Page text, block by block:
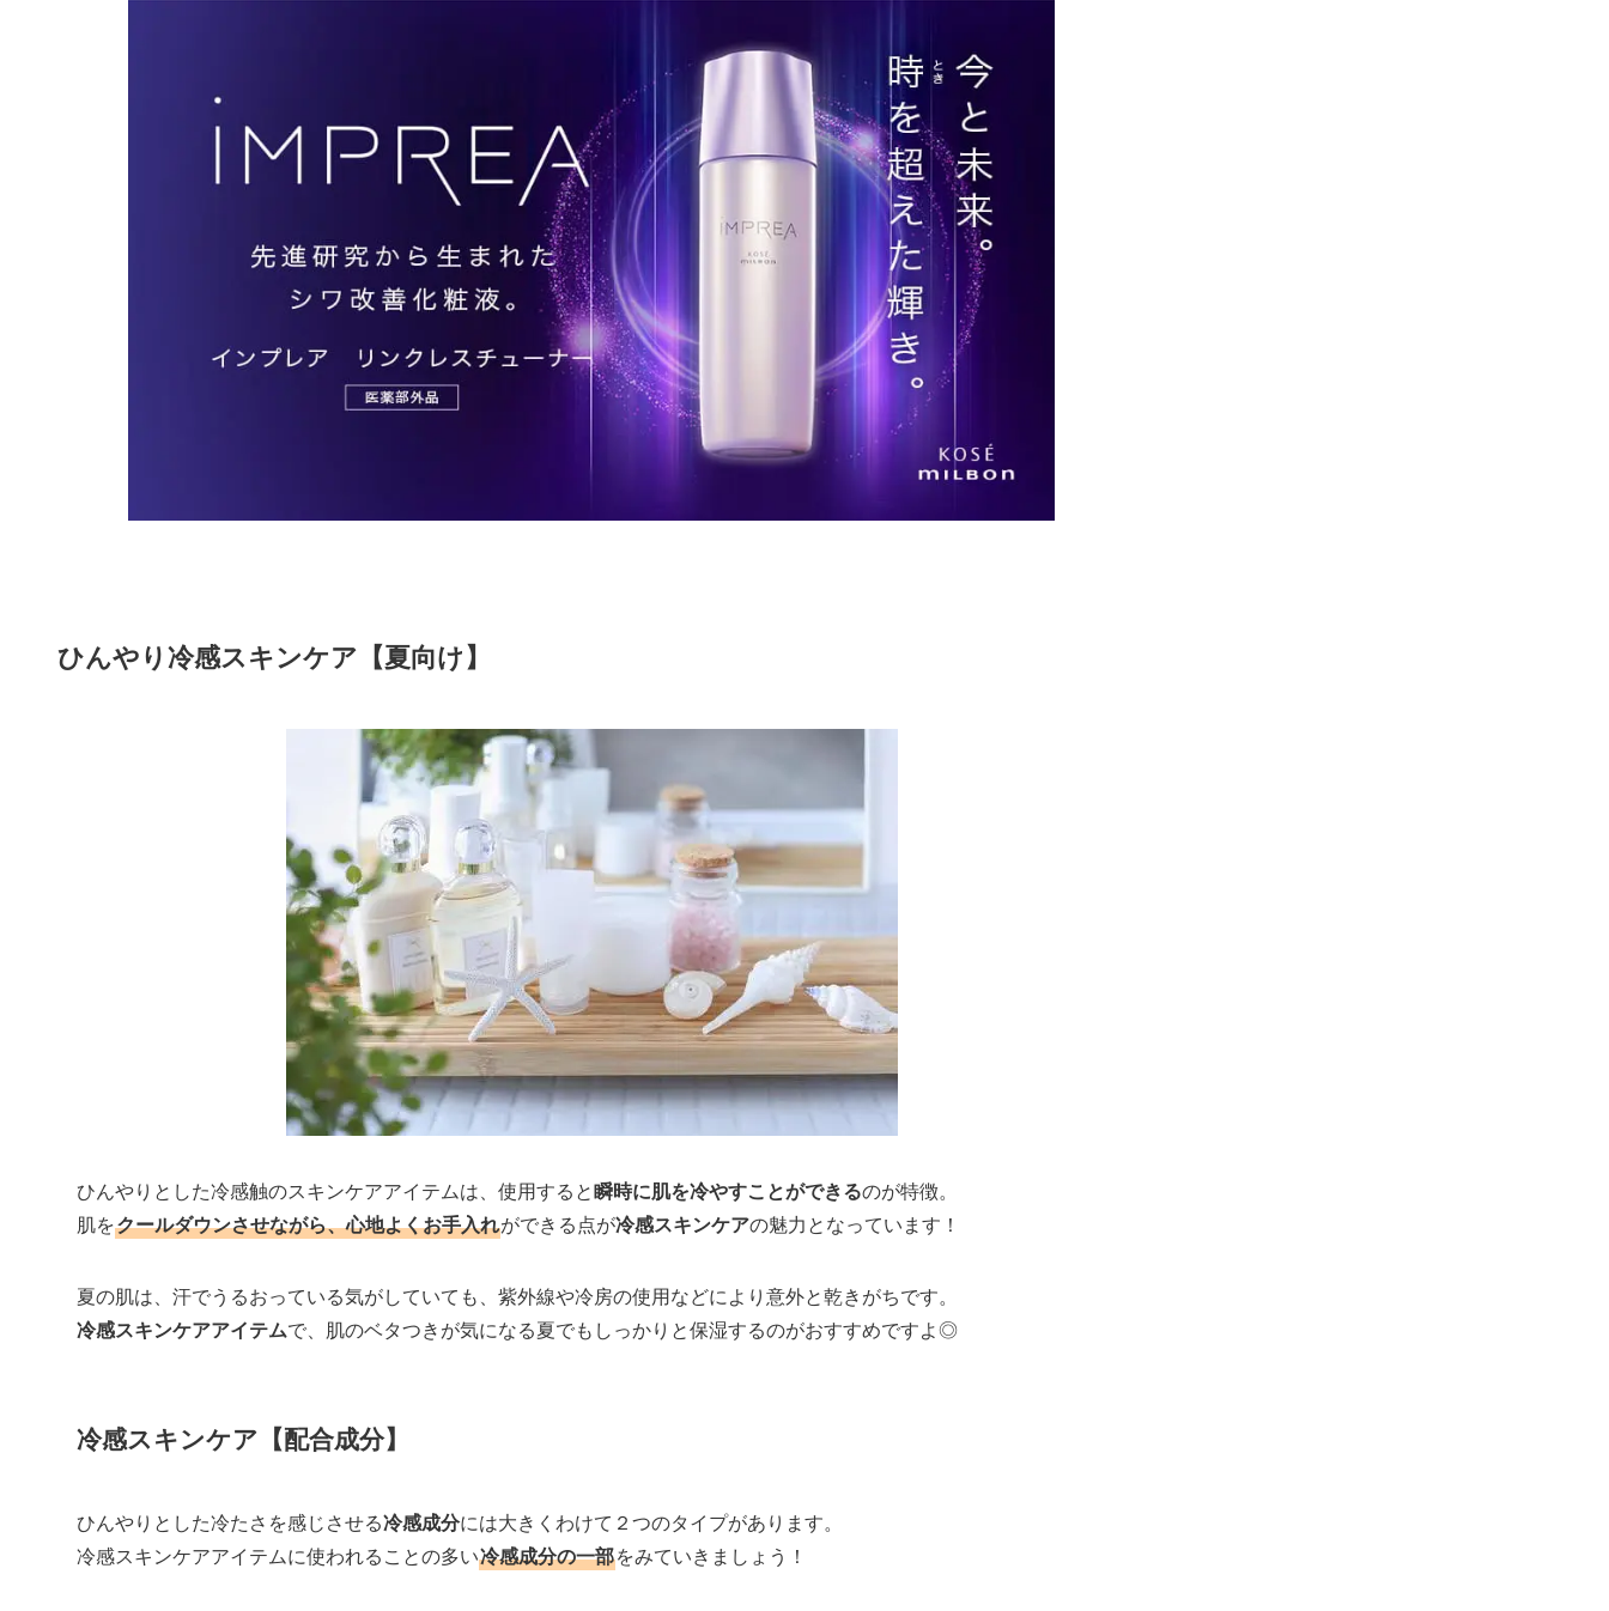
ひんやり冷感スキンケア【夏向け】
ひんやりとした冷感触のスキンケアアイテムは、使用すると瞬時に肌を冷やすことができるのが特徴。
肌をクールダウンさせながら、心地よくお手入れができる点が冷感スキンケアの魅力となっています！
夏の肌は、汗でうるおっている気がしていても、紫外線や冷房の使用などにより意外と乾きがちです。
冷感スキンケアアイテムで、肌のベタつきが気になる夏でもしっかりと保湿するのがおすすめですよ◎
冷感スキンケア【配合成分】
ひんやりとした冷たさを感じさせる冷感成分には大きくわけて２つのタイプがあります。
冷感スキンケアアイテムに使われることの多い冷感成分の一部をみていきましょう！